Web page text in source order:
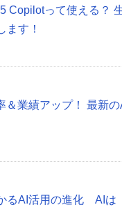
Copilotって使える？
ます！
＆業績アップ！ 最新
るAI活用の進化 AIは